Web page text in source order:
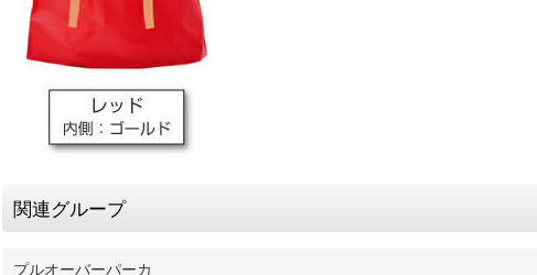
関連グループ
プルオーバーパーカ